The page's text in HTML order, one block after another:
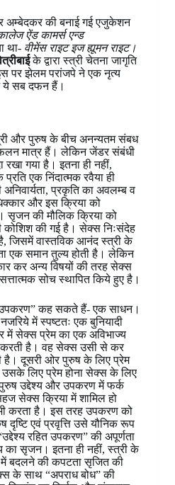
अम्बेदकर की बनाई गई एजुकेशन
ऐंड कामर्स एन्ड
था- वीमेंस राइट इज ह्यूमन राइट।
के द्वारा स्त्री चेतना जागृति
पर झेलम परांजपे ने एक नृत्य
ये सब दफन हैं।
और पुरुष के बीच अनन्यतम संबध
मात्र हैं। लेकिन जेंडर संबंधी
रखा गया है। इतना ही नहीं,
एक निंदात्मक रवैया ही
प्रकृति का अवलम्ब व
और इस क्रिया को
सृजन की मौलिक क्रिया को
कोशिश की गई है। सेक्स निःसंदेह
जिसमें वास्तविक आनंद स्त्री के
एक समान तुल्य होती है। लेकिन
कर अन्य विषयों की तरह सेक्स
सोच स्थापित किये हुए है।
कह सकते हैं- एक साधन।
में स्पष्टतः एक बुनियादी
में सेक्स प्रेम का एक अविभाज्य
है। वह सेक्स उसी से कर
दूसरी ओर पुरुष के लिए प्रेम
लिए प्रेम होना सेक्स के लिए
पुरुष उद्देश्य और उपकरण में फर्क
सेक्स क्रिया में शामिल हो
करता है। इस तरह उपकरण को
दृष्टि एवं प्रवृत्ति उसे यौनिक रूप
रहित उपकरण” की अपूर्णता
सृजन। इतना ही नहीं, स्त्री के
में बदलने की कपटता सृजित की
के साथ “अपराध बोध” की